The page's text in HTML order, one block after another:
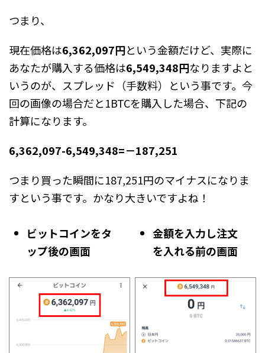
つまり、
現在価格は6,362,097円という金額だけど、実際に
あなたが購入する価格は6,549,348円なりますよと
いうのが、スプレッド（手数料）という事です。今
回の画像の場合だと1BTCを購入した場合、下記の
計算になります。
6,362,097-6,549,348=－187,251
つまり買った瞬間に187,251円のマイナスになりま
すという事です。かなり大きいですよね！
ビットコインをタ
ップ後の画面
金額を入力し注文
を入れる前の画面